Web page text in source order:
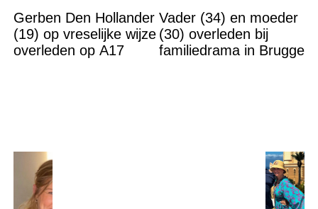
Gerben Den Hollander
(19) op vreselijke wijze
overleden op A17
Vader (34) en moeder
(30) overleden bij
familiedrama in Brugge